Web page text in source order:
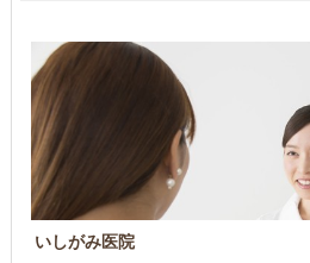
いしがみ医院